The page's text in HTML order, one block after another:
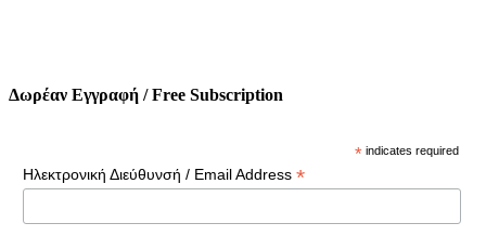
Δωρέαν Εγγραφή / Free Subscription
* indicates required
Ηλεκτρονική Διεύθυνσή / Email Address *